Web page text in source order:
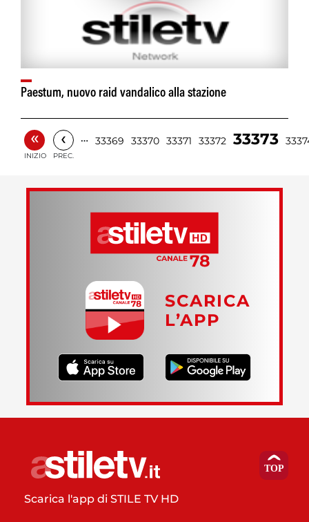
Paestum, nuovo raid vandalico alla stazione
«
INIZIO
‹
PREC.
… 33369 33370 33371 33372 33373
SCARICA
L’APP
Scarica l'app di STILE TV HD